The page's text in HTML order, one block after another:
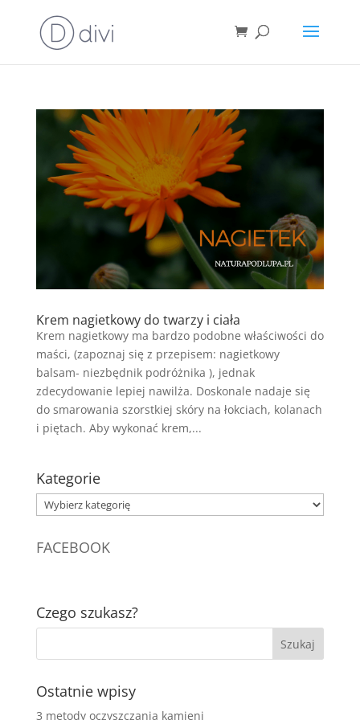
Krem nagietkowy do twarzy i ciała
Krem nagietkowy ma bardzo podobne właściwości do
maści, (zapoznaj się z przepisem: nagietkowy
balsam- niezbędnik podróżnika ), jednak
zdecydowanie lepiej nawilża. Doskonale nadaje się
do smarowania szorstkiej skóry na łokciach, kolanach
i piętach. Aby wykonać krem,...
Kategorie
Kategorie
FACEBOOK
Czego szukasz?
Ostatnie wpisy
3 metody oczyszczania kamieni